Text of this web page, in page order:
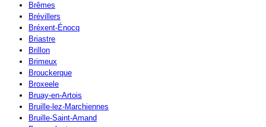
Brêmes
Brévillers
Bréxent-Énocq
Briastre
Brillon
Brimeux
Brouckerque
Broxeele
Bruay-en-Artois
Bruille-lez-Marchiennes
Bruille-Saint-Amand